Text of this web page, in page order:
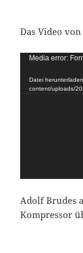
Das Video
Video-
Media error:
Datei
content/uploads/
Adolf Brudes
Kompressor